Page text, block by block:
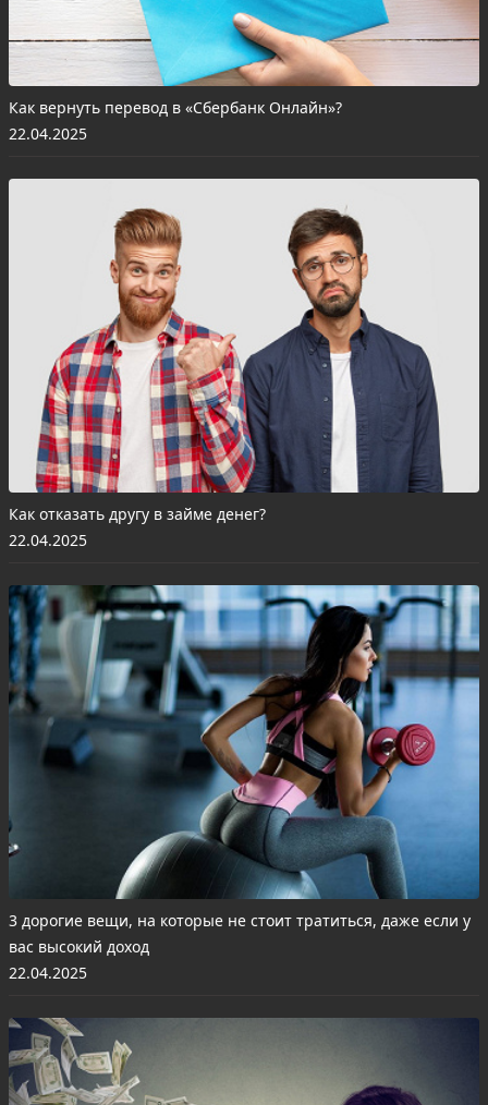
Как вернуть перевод в «Сбербанк Онлайн»?
22.04.2025
Как отказать другу в займе денег?
22.04.2025
3 дорогие вещи, на которые не стоит тратиться, даже если у
вас высокий доход
22.04.2025